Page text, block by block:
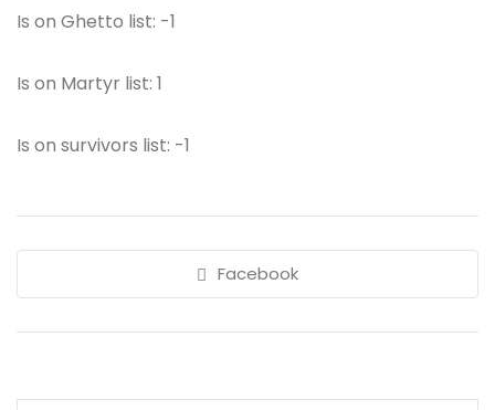
Is on Ghetto list: -1
Is on Martyr list: 1
Is on survivors list: -1
Facebook